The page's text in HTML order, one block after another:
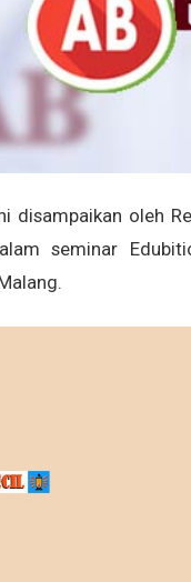
disampaikan oleh
seminar